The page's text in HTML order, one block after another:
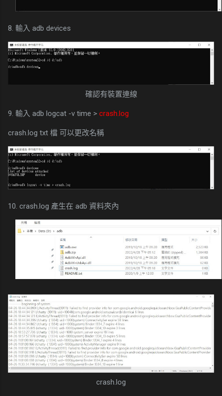
8. 輸入 adb devices
確認有裝置連線
9. 輸入 adb logcat -v time > crash.log
crash.log txt 檔 可以更改名稱
10. crash.log 產生在 adb 資料夾內
crash.log